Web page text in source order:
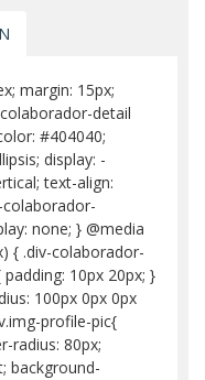
margin: 15px;
detail
#404040;
display: -
text-align:
none; } @media
{ .div-colaborador-
10px 20px; }
100px 0px 0px
profile-pic{
radius: 80px;
background-